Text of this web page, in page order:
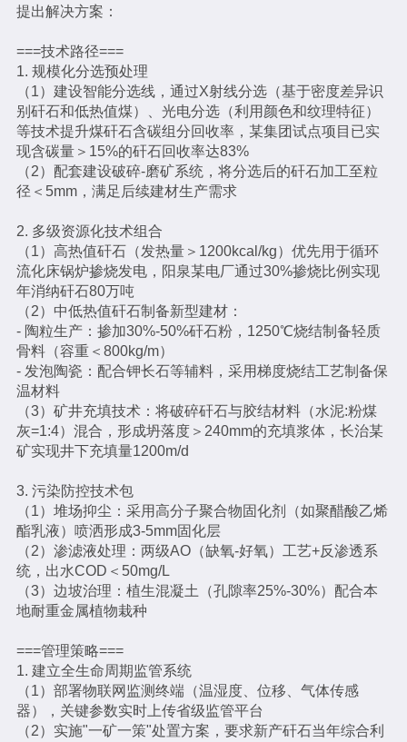
提出解决方案：
===技术路径===
1. 规模化分选预处理
（1）建设智能分选线，通过X射线分选（基于密度差异识
别矸石和低热值煤）、光电分选（利用颜色和纹理特征）
等技术提升煤矸石含碳组分回收率，某集团试点项目已实
现含碳量＞15%的矸石回收率达83%
（2）配套建设破碎-磨矿系统，将分选后的矸石加工至粒
径＜5mm，满足后续建材生产需求
2. 多级资源化技术组合
（1）高热值矸石（发热量＞1200kcal/kg）优先用于循环
流化床锅炉掺烧发电，阳泉某电厂通过30%掺烧比例实现
年消纳矸石80万吨
（2）中低热值矸石制备新型建材：
- 陶粒生产：掺加30%-50%矸石粉，1250℃烧结制备轻质
骨料（容重＜800kg/m）
- 发泡陶瓷：配合钾长石等辅料，采用梯度烧结工艺制备保
温材料
（3）矿井充填技术：将破碎矸石与胶结材料（水泥:粉煤
灰=1:4）混合，形成坍落度＞240mm的充填浆体，长治某
矿实现井下充填量1200m/d
3. 污染防控技术包
（1）堆场抑尘：采用高分子聚合物固化剂（如聚醋酸乙烯
酯乳液）喷洒形成3-5mm固化层
（2）渗滤液处理：两级AO（缺氧-好氧）工艺+反渗透系
统，出水COD＜50mg/L
（3）边坡治理：植生混凝土（孔隙率25%-30%）配合本
地耐重金属植物栽种
===管理策略===
1. 建立全生命周期监管系统
（1）部署物联网监测终端（温湿度、位移、气体传感
器），关键参数实时上传省级监管平台
（2）实施"一矿一策"处置方案，要求新产矸石当年综合利